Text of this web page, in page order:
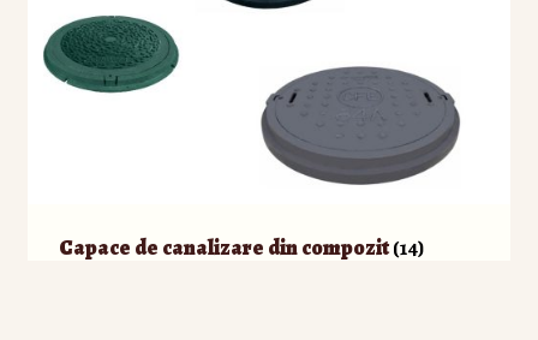
Capace de canalizare din compozit(14)